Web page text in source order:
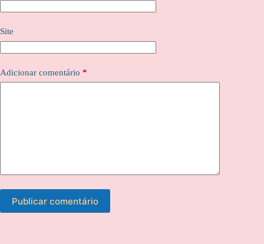
Site
Adicionar comentário *
Publicar comentário